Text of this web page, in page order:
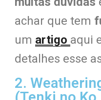
achar que tem
um artigo aqui
detalhes esse
2.